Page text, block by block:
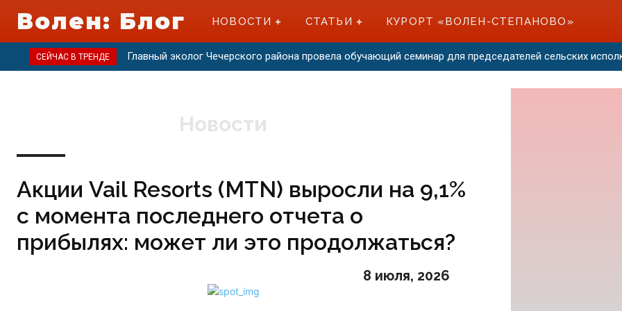
Волен: Блог НОВОСТИ СТАТЬИ КУРОРТ «ВОЛЕН-СТЕПАНОВО»
СЕЙЧАС В ТРЕНДЕ Главный эколог Чечерского района провела обучающий семинар для председателей сельских
Новости
Акции Vail Resorts (MTN) выросли на 9,1%
с момента последнего отчета о
прибылях: может ли это продолжаться?
8 июля, 2026